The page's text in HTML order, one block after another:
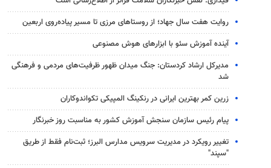
روایت هفت سال جهاد؛ از روستاهای مرزی تا مسیر پیاده‌روی اربعین
آینده آموزش سئو با ابزارهای هوش مصنوعی
مدیرکل ارشاد کردستان: جنگ میدان ظهور ظرفیت‌های مردمی و فرهنگی
شد
زرین کمر بهترین ایرانی در رنکینگ المپیکی تکواندوکاران
پیام رئیس سازمان سنجش آموزش کشور به مناسبت روز خبرنگار
تغییر رویکرد در مدیریت سرویس مدارس البرز؛ ثبت‌نام‌ فقط از طریق
"سپند"